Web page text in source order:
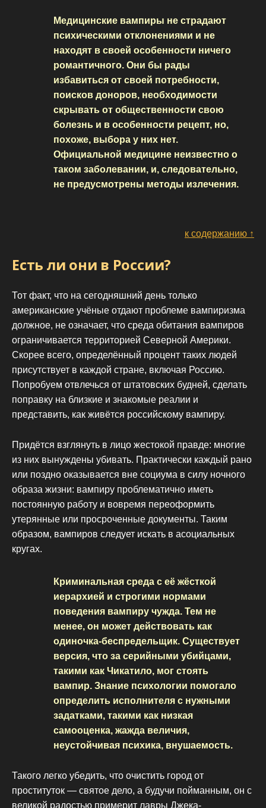
Медицинские вампиры не страдают
психическими отклонениями и не
находят в своей особенности ничего
романтичного. Они бы рады
избавиться от своей потребности,
поисков доноров, необходимости
скрывать от общественности свою
болезнь и в особенности рецепт, но,
похоже, выбора у них нет.
Официальной медицине неизвестно о
таком заболевании, и, следовательно,
не предусмотрены методы излечения.
к содержанию ↑
Есть ли они в России?
Тот факт, что на сегодняшний день только
американские учёные отдают проблеме вампиризма
должное, не означает, что среда обитания вампиров
ограничивается территорией Северной Америки.
Скорее всего, определённый процент таких людей
присутствует в каждой стране, включая Россию.
Попробуем отвлечься от штатовских будней, сделать
поправку на близкие и знакомые реалии и
представить, как живётся российскому вампиру.
Придётся взглянуть в лицо жестокой правде: многие
из них вынуждены убивать. Практически каждый рано
или поздно оказывается вне социума в силу ночного
образа жизни: вампиру проблематично иметь
постоянную работу и вовремя переоформить
утерянные или просроченные документы. Таким
образом, вампиров следует искать в асоциальных
кругах.
Криминальная среда с её жёсткой
иерархией и строгими нормами
поведения вампиру чужда. Тем не
менее, он может действовать как
одиночка-беспредельщик. Существует
версия, что за серийными убийцами,
такими как Чикатило, мог стоять
вампир. Знание психологии помогало
определить исполнителя с нужными
задатками, такими как низкая
самооценка, жажда величия,
неустойчивая психика, внушаемость.
Такого легко убедить, что очистить город от
проституток — святое дело, а будучи пойманным, он с
великой радостью примерит лавры Джека-